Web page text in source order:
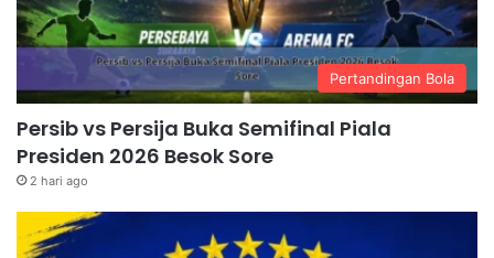
Pertandingan Bola
Persib vs Persija Buka Semifinal Piala
Presiden 2026 Besok Sore
2 hari ago